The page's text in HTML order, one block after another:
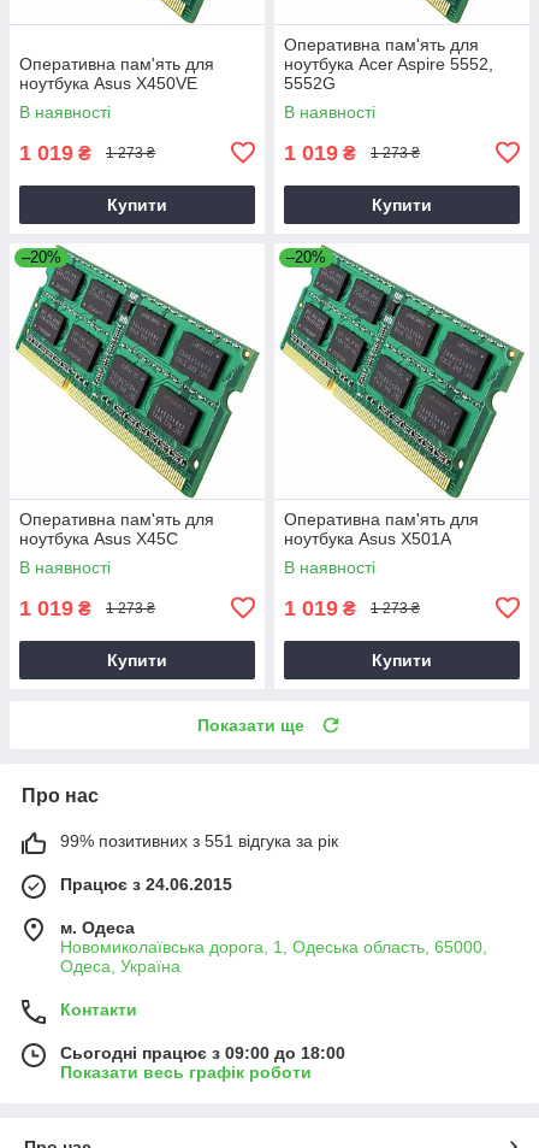
Оперативна пам'ять для
ноутбука Asus X450VE
В наявності
1 019 ₴ 1 273 ₴
Купити
Оперативна пам'ять для
ноутбука Acer Aspire 5552,
5552G
В наявності
1 019 ₴ 1 273 ₴
Купити
–20%
Оперативна пам'ять для
ноутбука Asus X45C
В наявності
1 019 ₴ 1 273 ₴
Купити
–20%
Оперативна пам'ять для
ноутбука Asus X501A
В наявності
1 019 ₴ 1 273 ₴
Купити
Показати ще
Про нас
99% позитивних з 551 відгука за рік
Працює з 24.06.2015
м. Одеса
Новомиколаївська дорога, 1, Одеська область, 65000,
Одеса, Україна
Контакти
Сьогодні працює з 09:00 до 18:00
Показати весь графік роботи